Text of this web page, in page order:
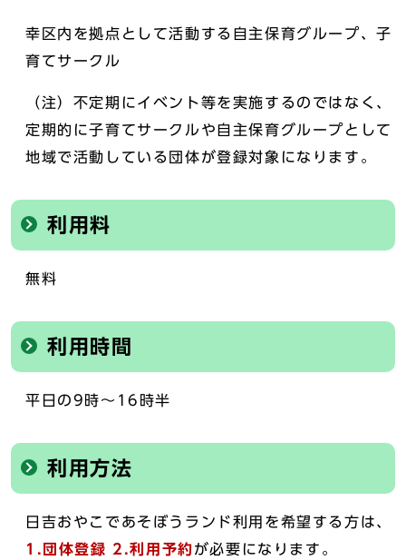
幸区内を拠点として活動する自主保育グループ、子
育てサークル
（注）不定期にイベント等を実施するのではなく、
定期的に子育てサークルや自主保育グループとして
地域で活動している団体が登録対象になります。
利用料
無料
利用時間
平日の9時～16時半
利用方法
日吉おやこであそぼうランド利用を希望する方は、
1.団体登録 2.利用予約が必要になります。